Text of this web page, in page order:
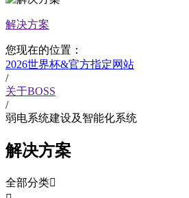
解决方案
您现在的位置：
2026世界杯&官方指定网站
/
关于BOSS
/
弱电系统建设及智能化系统
解决方案
全部分类